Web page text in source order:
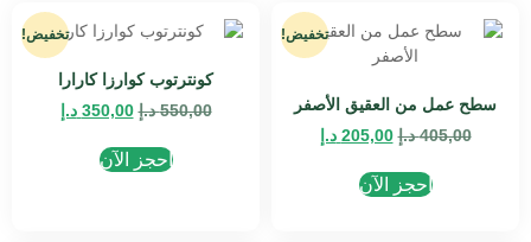
تخفيض!
سطح عمل من العقيق الأصفر
405,00 د.إ 205,00 د.إ
احجز الآن
تخفيض!
كونترتوب كوارزا كارارا
550,00 د.إ 350,00 د.إ
احجز الآن